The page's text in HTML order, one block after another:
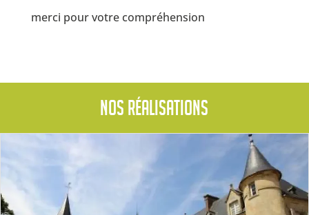
merci pour votre compréhension
Nos réalisations